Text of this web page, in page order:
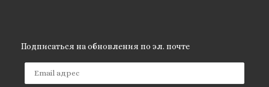
Подписаться на обновления по эл. почте